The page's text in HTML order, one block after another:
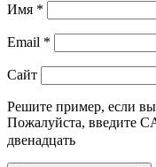
Имя *
Email *
Сайт
Решите пример, если вы
Пожалуйста, введите
двенадцать